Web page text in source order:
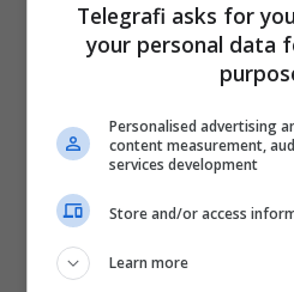
Telegrafi asks for
your personal data
Personalised advertising
content measurement,
services development
Store and/or access
Learn more